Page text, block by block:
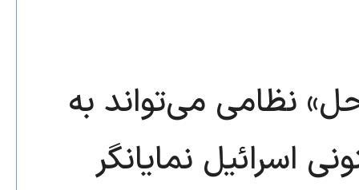
نظامی می‌تواند به
اسرائیل نمایانگر